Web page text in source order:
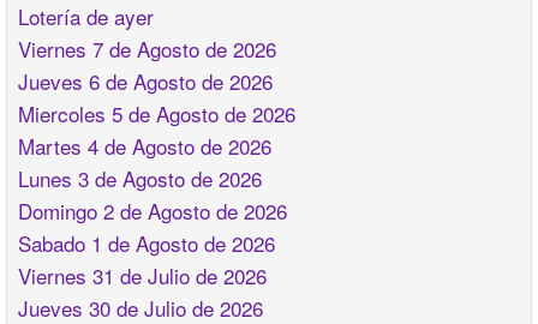
Lotería de ayer
Viernes 7 de Agosto de 2026
Jueves 6 de Agosto de 2026
Miercoles 5 de Agosto de 2026
Martes 4 de Agosto de 2026
Lunes 3 de Agosto de 2026
Domingo 2 de Agosto de 2026
Sabado 1 de Agosto de 2026
Viernes 31 de Julio de 2026
Jueves 30 de Julio de 2026